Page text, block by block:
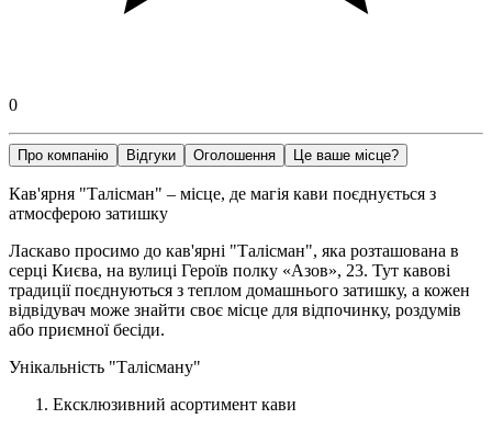
0
Про компанію Відгуки Оголошення Це ваше місце?
Кав'ярня "Талісман" – місце, де магія кави поєднується з
атмосферою затишку
Ласкаво просимо до кав'ярні "Талісман", яка розташована в
серці Києва, на вулиці Героїв полку «Азов», 23. Тут кавові
традиції поєднуються з теплом домашнього затишку, а кожен
відвідувач може знайти своє місце для відпочинку, роздумів
або приємної бесіди.
Унікальність "Талісману"
Ексклюзивний асортимент кави